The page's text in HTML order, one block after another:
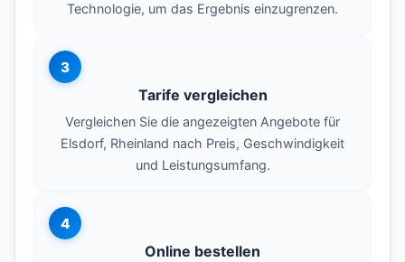
Technologie, um das Ergebnis einzugrenzen.
3
Tarife vergleichen
Vergleichen Sie die angezeigten Angebote für
Elsdorf, Rheinland nach Preis, Geschwindigkeit
und Leistungsumfang.
4
Online bestellen